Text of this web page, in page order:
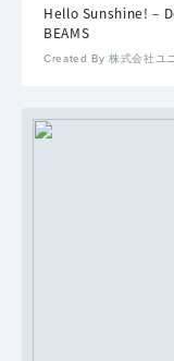
Hello Sunshine! –
BEAMS
Created By 株式会社ユ